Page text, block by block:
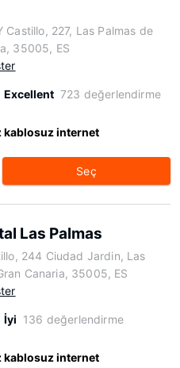
Castillo, 227, Las Palmas de
35005, ES
Excellent 723 değerlendirme
kablosuz internet
Seç
Las Palmas
244 Ciudad Jardin, Las
Canaria, 35005, ES
İyi 136 değerlendirme
kablosuz internet